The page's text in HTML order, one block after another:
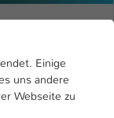
4 submenu
Einige
uns andere
Webseite zu